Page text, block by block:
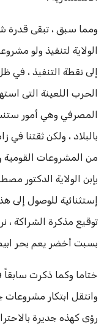
ومما سبق ، تبقى قدرة
الولاية لتنفيذ ولو
إلى نقطة التنفيذ ، في
الحرب اللعينة التى
المصرفي وهي أمور
بالبلاد ، ولكن ثقتنا في
من المشروعات القومية
بإبن الولاية الدكتور
إستثنائية للوصول إلى
توقيع مذكرة الشراكة ،
بسبت أخضر يعم بحر
ختاما وكما ذكرت سابقاً
وانتقل ابتكار
رؤى كهذه جديرة